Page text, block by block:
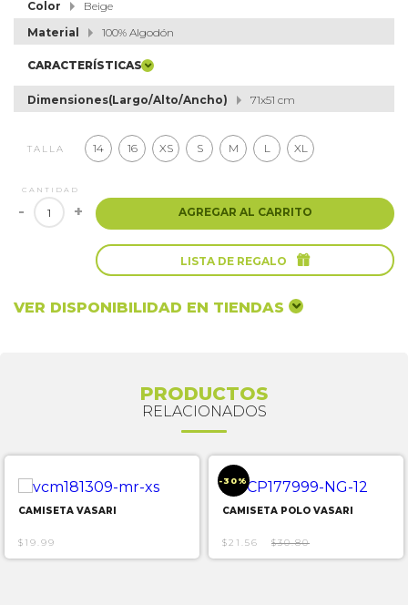
Color
Beige
Material
100% Algodón
CARACTERÍSTICAS
Dimensiones(Largo/Alto/Ancho) 71x51 cm
TALLA 14 16 XS S M L XL
CANTIDAD
- + AGREGAR AL CARRITO
LISTA DE REGALO 
VER DISPONIBILIDAD EN TIENDAS
PRODUCTOS
RELACIONADOS
CAMISETA VASARI
$19.99
-30%
CAMISETA POLO VASARI
$21.56 $30.80